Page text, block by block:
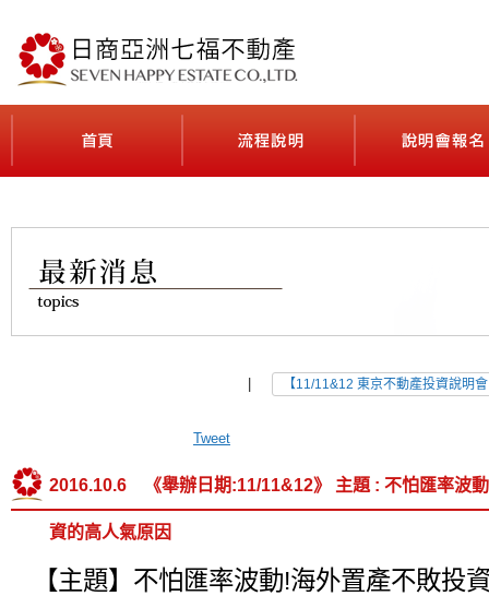
【11/11&12 東京不動產投資說明
Tweet
2016.10.6 《舉辦日期:11/11&12》 主題 : 不怕匯率波
資的高人氣原因
【主題】不怕匯率波動!海外置產不敗投